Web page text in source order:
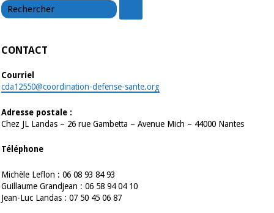
CONTACT
Courriel
cda12550@coordination-defense-sante.org
Adresse postale :
Chez JL Landas – 26 rue Gambetta – Avenue Mich – 44000 Nantes
Téléphone
Michèle Leflon : 06 08 93 84 93
Guillaume Grandjean : 06 58 94 04 10
Jean-Luc Landas : 07 50 45 06 87